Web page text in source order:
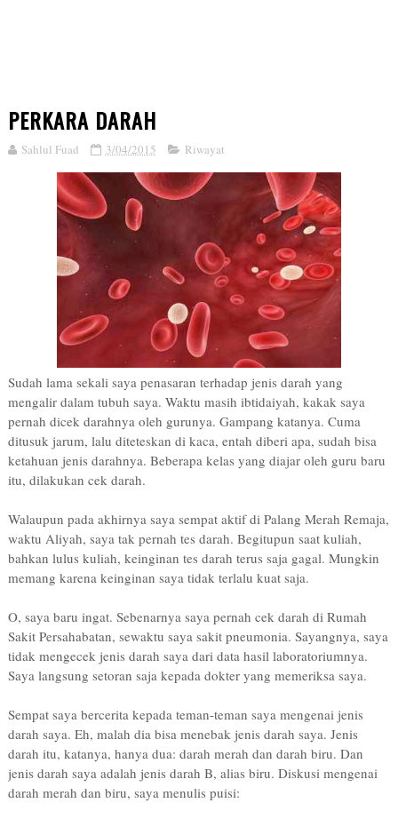
PERKARA DARAH
Sahlul Fuad 3/04/2015 Riwayat
Sudah lama sekali saya penasaran terhadap jenis darah yang
mengalir dalam tubuh saya. Waktu masih ibtidaiyah, kakak saya
pernah dicek darahnya oleh gurunya. Gampang katanya. Cuma
ditusuk jarum, lalu diteteskan di kaca, entah diberi apa, sudah bisa
ketahuan jenis darahnya. Beberapa kelas yang diajar oleh guru baru
itu, dilakukan cek darah.
Walaupun pada akhirnya saya sempat aktif di Palang Merah Remaja,
waktu Aliyah, saya tak pernah tes darah. Begitupun saat kuliah,
bahkan lulus kuliah, keinginan tes darah terus saja gagal. Mungkin
memang karena keinginan saya tidak terlalu kuat saja.
O, saya baru ingat. Sebenarnya saya pernah cek darah di Rumah
Sakit Persahabatan, sewaktu saya sakit pneumonia. Sayangnya, saya
tidak mengecek jenis darah saya dari data hasil laboratoriumnya.
Saya langsung setoran saja kepada dokter yang memeriksa saya.
Sempat saya bercerita kepada teman-teman saya mengenai jenis
darah saya. Eh, malah dia bisa menebak jenis darah saya. Jenis
darah itu, katanya, hanya dua: darah merah dan darah biru. Dan
jenis darah saya adalah jenis darah B, alias biru. Diskusi mengenai
darah merah dan biru, saya menulis puisi: